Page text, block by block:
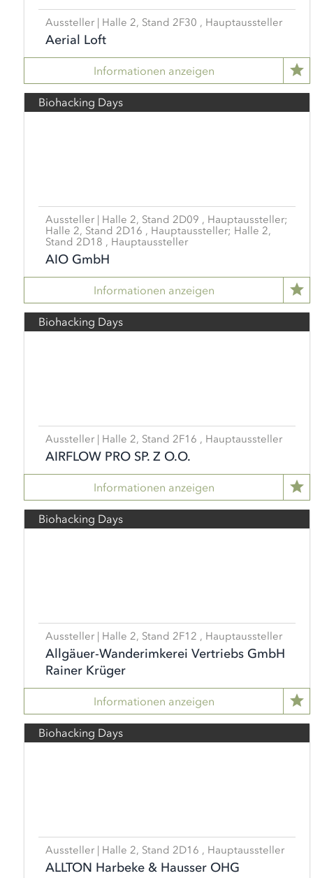
Aussteller | Halle 2, Stand 2F30 , Hauptaussteller
Aerial Loft
Informationen anzeigen
Biohacking Days
Aussteller | Halle 2, Stand 2D09 , Hauptaussteller;
Halle 2, Stand 2D16 , Hauptaussteller; Halle 2,
Stand 2D18 , Hauptaussteller
AIO GmbH
Informationen anzeigen
Biohacking Days
Aussteller | Halle 2, Stand 2F16 , Hauptaussteller
AIRFLOW PRO SP. Z O.O.
Informationen anzeigen
Biohacking Days
Aussteller | Halle 2, Stand 2F12 , Hauptaussteller
Allgäuer-Wanderimkerei Vertriebs GmbH
Rainer Krüger
Informationen anzeigen
Biohacking Days
Aussteller | Halle 2, Stand 2D16 , Hauptaussteller
ALLTON Harbeke & Hausser OHG